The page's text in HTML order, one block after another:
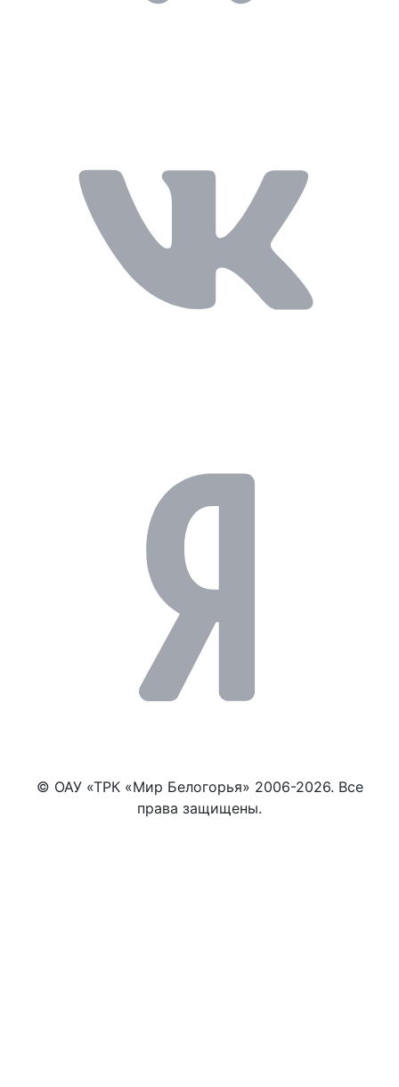
© ОАУ «ТРК «Мир Белогорья» 2006-2026. Все
права защищены.